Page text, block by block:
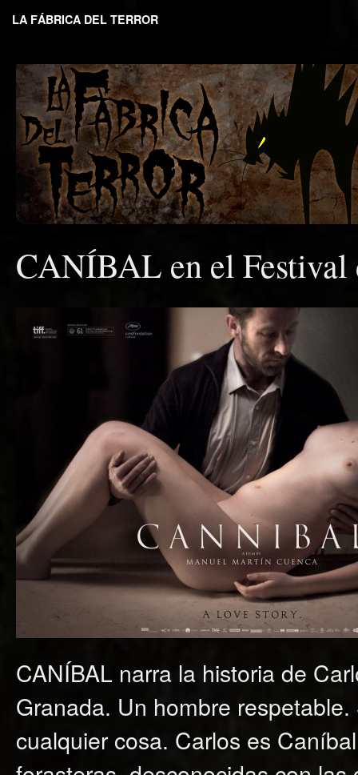
LA FÁBRICA DEL TERROR
CANÍBAL en el Festival
CANÍBAL narra la historia de
Granada. Un hombre
cualquier cosa. Carlos es